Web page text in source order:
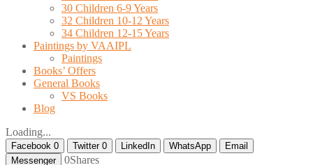
30 Children 6-9 Years
32 Children 10-12 Years
34 Children 12-15 Years
Paintings by VAAIPL
Paintings
Books’ Offers
General Books
VS Books
Blog
Loading...
Facebook 0 Twitter 0 LinkedIn WhatsApp
Email
Messenger
0Shares